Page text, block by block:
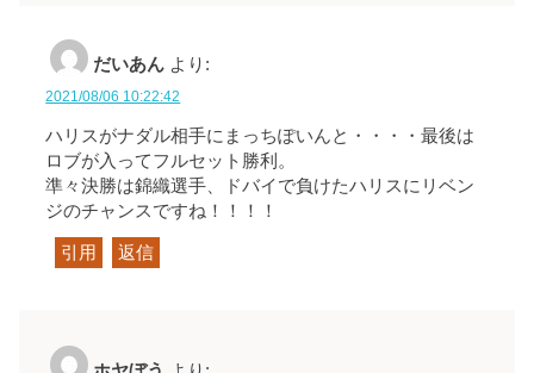
だいあん より:
2021/08/06 10:22:42
ハリスがナダル相手にまっちぽいんと・・・・最後は
ロブが入ってフルセット勝利。
準々決勝は錦織選手、ドバイで負けたハリスにリベン
ジのチャンスですね！！！！
引用 返信